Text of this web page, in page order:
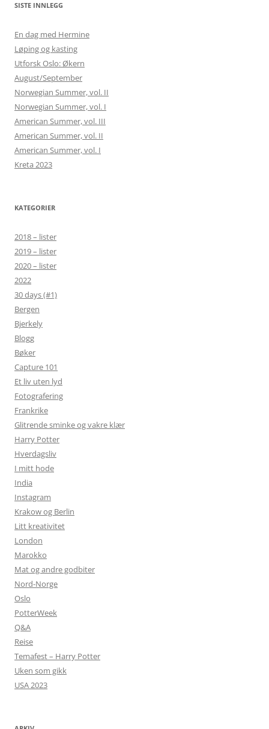
SISTE INNLEGG
En dag med Hermine
Løping og kasting
Utforsk Oslo: Økern
August/September
Norwegian Summer, vol. II
Norwegian Summer, vol. I
American Summer, vol. III
American Summer, vol. II
American Summer, vol. I
Kreta 2023
KATEGORIER
2018 – lister
2019 – lister
2020 – lister
2022
30 days (#1)
Bergen
Bjerkely
Blogg
Bøker
Capture 101
Et liv uten lyd
Fotografering
Frankrike
Glitrende sminke og vakre klær
Harry Potter
Hverdagsliv
I mitt hode
India
Instagram
Krakow og Berlin
Litt kreativitet
London
Marokko
Mat og andre godbiter
Nord-Norge
Oslo
PotterWeek
Q&A
Reise
Temafest – Harry Potter
Uken som gikk
USA 2023